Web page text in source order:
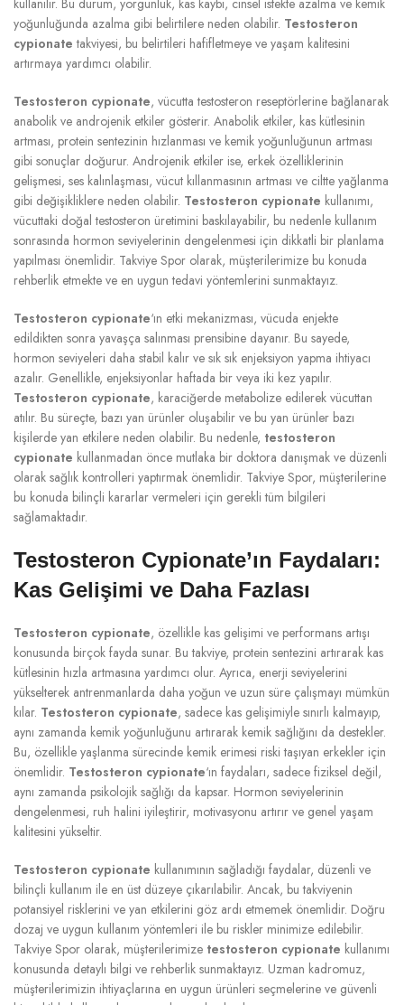
yoğunluğunda azalma gibi belirtilere neden olabilir. Testosteron
cypionate takviyesi, bu belirtileri hafifletmeye ve yaşam kalitesini
artırmaya yardımcı olabilir.
Testosteron cypionate, vücutta testosteron reseptörlerine bağlanarak
anabolik ve androjenik etkiler gösterir. Anabolik etkiler, kas kütlesinin
artması, protein sentezinin hızlanması ve kemik yoğunluğunun artması
gibi sonuçlar doğurur. Androjenik etkiler ise, erkek özelliklerinin
gelişmesi, ses kalınlaşması, vücut kıllanmasının artması ve ciltte yağlanma
gibi değişikliklere neden olabilir. Testosteron cypionate kullanımı,
vücuttaki doğal testosteron üretimini baskılayabilir, bu nedenle kullanım
sonrasında hormon seviyelerinin dengelenmesi için dikkatli bir planlama
yapılması önemlidir. Takviye Spor olarak, müşterilerimize bu konuda
rehberlik etmekte ve en uygun tedavi yöntemlerini sunmaktayız.
Testosteron cypionate‘ın etki mekanizması, vücuda enjekte
edildikten sonra yavaşça salınması prensibine dayanır. Bu sayede,
hormon seviyeleri daha stabil kalır ve sık sık enjeksiyon yapma ihtiyacı
azalır. Genellikle, enjeksiyonlar haftada bir veya iki kez yapılır.
Testosteron cypionate, karaciğerde metabolize edilerek vücuttan
atılır. Bu süreçte, bazı yan ürünler oluşabilir ve bu yan ürünler bazı
kişilerde yan etkilere neden olabilir. Bu nedenle, testosteron
cypionate kullanmadan önce mutlaka bir doktora danışmak ve düzenli
olarak sağlık kontrolleri yaptırmak önemlidir. Takviye Spor, müşterilerine
bu konuda bilinçli kararlar vermeleri için gerekli tüm bilgileri
sağlamaktadır.
Testosteron Cypionate’ın Faydaları:
Kas Gelişimi ve Daha Fazlası
Testosteron cypionate, özellikle kas gelişimi ve performans artışı
konusunda birçok fayda sunar. Bu takviye, protein sentezini artırarak kas
kütlesinin hızla artmasına yardımcı olur. Ayrıca, enerji seviyelerini
yükselterek antrenmanlarda daha yoğun ve uzun süre çalışmayı mümkün
kılar. Testosteron cypionate, sadece kas gelişimiyle sınırlı kalmayıp,
aynı zamanda kemik yoğunluğunu artırarak kemik sağlığını da destekler.
Bu, özellikle yaşlanma sürecinde kemik erimesi riski taşıyan erkekler için
önemlidir. Testosteron cypionate‘ın faydaları, sadece fiziksel değil,
aynı zamanda psikolojik sağlığı da kapsar. Hormon seviyelerinin
dengelenmesi, ruh halini iyileştirir, motivasyonu artırır ve genel yaşam
kalitesini yükseltir.
Testosteron cypionate kullanımının sağladığı faydalar, düzenli ve
bilinçli kullanım ile en üst düzeye çıkarılabilir. Ancak, bu takviyenin
potansiyel risklerini ve yan etkilerini göz ardı etmemek önemlidir. Doğru
dozaj ve uygun kullanım yöntemleri ile bu riskler minimize edilebilir.
Takviye Spor olarak, müşterilerimize testosteron cypionate kullanımı
konusunda detaylı bilgi ve rehberlik sunmaktayız. Uzman kadromuz,
müşterilerimizin ihtiyaçlarına en uygun ürünleri seçmelerine ve güvenli